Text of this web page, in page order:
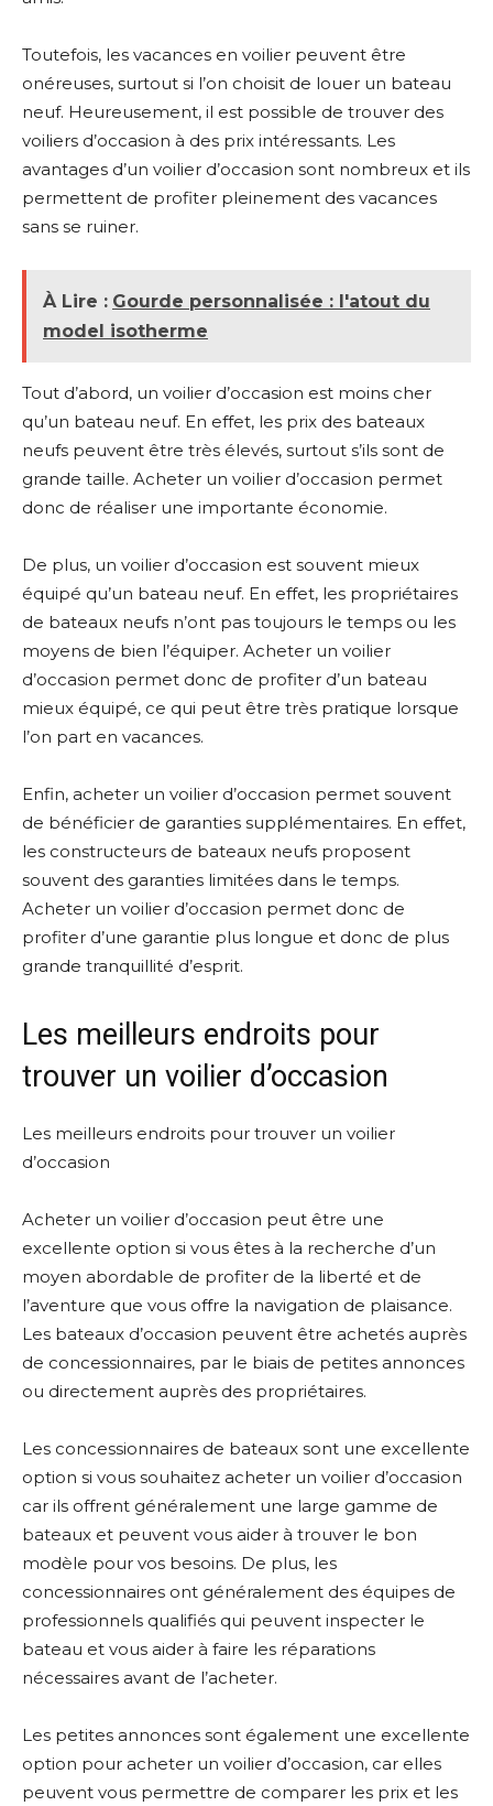
Toutefois, les vacances en voilier peuvent être
onéreuses, surtout si l’on choisit de louer un bateau
neuf. Heureusement, il est possible de trouver des
voiliers d’occasion à des prix intéressants. Les
avantages d’un voilier d’occasion sont nombreux et ils
permettent de profiter pleinement des vacances
sans se ruiner.
À Lire : Gourde personnalisée : l'atout du
model isotherme
Tout d’abord, un voilier d’occasion est moins cher
qu’un bateau neuf. En effet, les prix des bateaux
neufs peuvent être très élevés, surtout s’ils sont de
grande taille. Acheter un voilier d’occasion permet
donc de réaliser une importante économie.
De plus, un voilier d’occasion est souvent mieux
équipé qu’un bateau neuf. En effet, les propriétaires
de bateaux neufs n’ont pas toujours le temps ou les
moyens de bien l’équiper. Acheter un voilier
d’occasion permet donc de profiter d’un bateau
mieux équipé, ce qui peut être très pratique lorsque
l’on part en vacances.
Enfin, acheter un voilier d’occasion permet souvent
de bénéficier de garanties supplémentaires. En effet,
les constructeurs de bateaux neufs proposent
souvent des garanties limitées dans le temps.
Acheter un voilier d’occasion permet donc de
profiter d’une garantie plus longue et donc de plus
grande tranquillité d’esprit.
Les meilleurs endroits pour
trouver un voilier d’occasion
Les meilleurs endroits pour trouver un voilier
d’occasion
Acheter un voilier d’occasion peut être une
excellente option si vous êtes à la recherche d’un
moyen abordable de profiter de la liberté et de
l’aventure que vous offre la navigation de plaisance.
Les bateaux d’occasion peuvent être achetés auprès
de concessionnaires, par le biais de petites annonces
ou directement auprès des propriétaires.
Les concessionnaires de bateaux sont une excellente
option si vous souhaitez acheter un voilier d’occasion
car ils offrent généralement une large gamme de
bateaux et peuvent vous aider à trouver le bon
modèle pour vos besoins. De plus, les
concessionnaires ont généralement des équipes de
professionnels qualifiés qui peuvent inspecter le
bateau et vous aider à faire les réparations
nécessaires avant de l’acheter.
Les petites annonces sont également une excellente
option pour acheter un voilier d’occasion, car elles
peuvent vous permettre de comparer les prix et les